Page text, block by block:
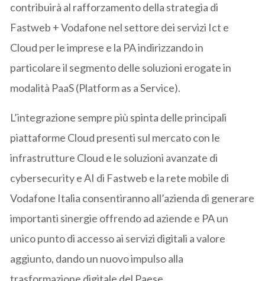
contribuirà al rafforzamento della strategia di
Fastweb + Vodafone nel settore dei servizi Ict e
Cloud per le imprese e la PA indirizzando in
particolare il segmento delle soluzioni erogate in
modalità PaaS (Platform as a Service).
L’integrazione sempre più spinta delle principali
piattaforme Cloud presenti sul mercato con le
infrastrutture Cloud e le soluzioni avanzate di
cybersecurity e AI di Fastweb e la rete mobile di
Vodafone Italia consentiranno all’azienda di generare
importanti sinergie offrendo ad aziende e PA un
unico punto di accesso ai servizi digitali a valore
aggiunto, dando un nuovo impulso alla